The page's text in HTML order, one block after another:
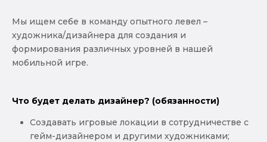
Мы ищем себе в команду опытного левел –
художника/дизайнера для создания и
формирования различных уровней в нашей
мобильной игре.
Что будет делать дизайнер? (обязанности)
Создавать игровые локации в сотрудничестве с
гейм-дизайнером и другими художниками;